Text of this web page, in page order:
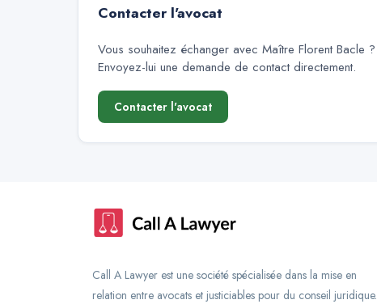
Contacter l'avocat
Vous souhaitez échanger avec Maître Florent Bacle ?
Envoyez-lui une demande de contact directement.
Contacter l'avocat
Call A Lawyer est une société spécialisée dans la mise en
relation entre avocats et justiciables pour du conseil juridique.